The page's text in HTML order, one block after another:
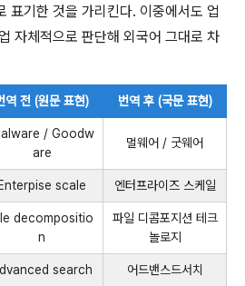
표기한 것을 가리킨다. 이중에서도 업
자체적으로 판단해 외국어 그대로 차
역 전 (원문 표현) 번역 후 (국문 표현)
/ Goodw
are
멀웨어 / 굿웨어
Enterpise scale 엔터프라이즈 스케일
decompositio
n
파일 디콤포지션 테크
놀로지
search 어드밴스드서치